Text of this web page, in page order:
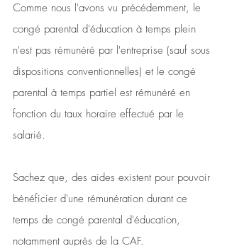
Comme nous l'avons vu précédemment, le
congé parental d'éducation à temps plein
n'est pas rémunéré par l'entreprise (sauf sous
dispositions conventionnelles) et le congé
parental à temps partiel est rémunéré en
fonction du taux horaire effectué par le
salarié.
Sachez que, des aides existent pour pouvoir
bénéficier d'une rémunération durant ce
temps de congé parental d'éducation,
notamment auprès de la CAF.